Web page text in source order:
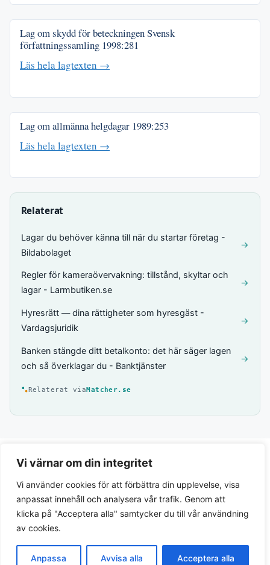
Vi värnar om din integritet
Vi använder cookies för att förbättra din upplevelse, visa
anpassat innehåll och analysera vår trafik. Genom att
klicka på "Acceptera alla" samtycker du till vår användning
av cookies.
Anpassa Avvisa alla Acceptera alla
Lag om skydd för beteckningen Svensk
författningssamling 1998:281
Läs hela lagtexten →
Lag om allmänna helgdagar 1989:253
Läs hela lagtexten →
Relaterat
Lagar du behöver känna till när du startar företag -
Bildabolaget
→
Regler för kameraövervakning: tillstånd, skyltar och
lagar - Larmbutiken.se
→
Hyresrätt — dina rättigheter som hyresgäst -
Vardagsjuridik
→
Banken stängde ditt betalkonto: det här säger lagen
och så överklagar du - Banktjänster
→
Relaterat viaMatcher.se
Integritetspolicy